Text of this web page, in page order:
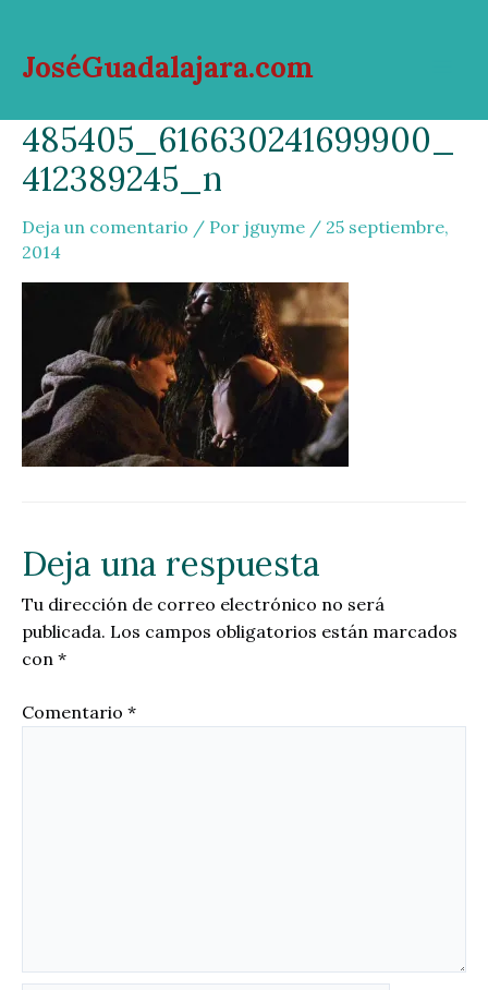
contenido
JoséGuadalajara.com
485405_616630241699900_
412389245_n
Deja un comentario / Por jguyme / 25 septiembre,
2014
Deja una respuesta
Tu dirección de correo electrónico no será
publicada. Los campos obligatorios están marcados
con *
Comentario *